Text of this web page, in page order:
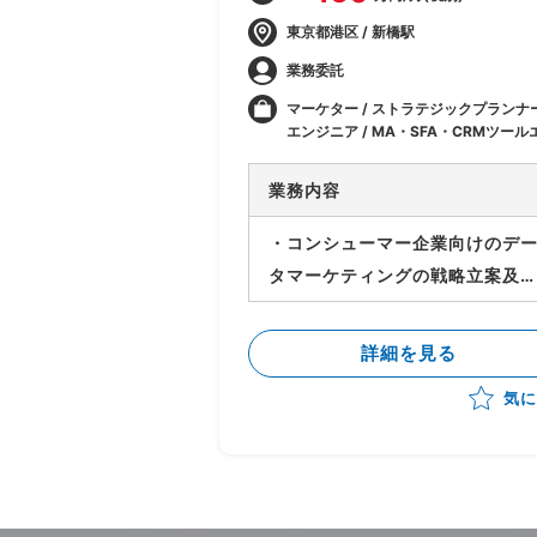
東京都港区 / 新橋駅
業務委託
マーケター / ストラテジックプランナ
エンジニア / MA・SFA・CRMツール
スト
業務内容
・コンシューマー企業向けのデー
タマーケティングの戦略立案及び
施策実行支援 ・データマーケテ
ングや、CRM等を活用した分析の
提案 ・エンドとの折衝、課題整
理、分析の企画策定、プロジェク
詳細を見る
気